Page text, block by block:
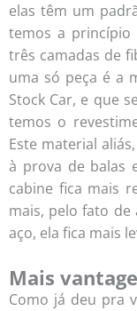
elas têm um
temos a princípio
três camadas de
uma só peça é a
Stock Car, e que
temos o
Este material
à prova de balas
cabine fica mais
mais, pelo fato
aço, ela fica mais
Mais
Como já deu pra